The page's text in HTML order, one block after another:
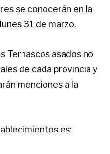
se conocerán en la
31 de marzo.
Ternascos asados no
de cada provincia y
menciones a la
es: